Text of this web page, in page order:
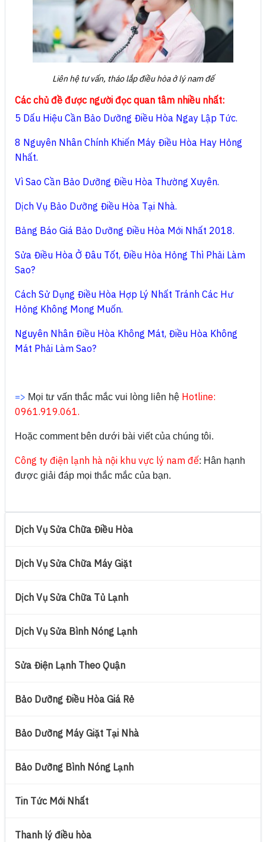
Liên hệ tư vấn, tháo lắp điều hòa ở lý nam đế
Các chủ đề được người đọc quan tâm nhiều nhất:
5 Dấu Hiệu Cần Bảo Dưỡng Điều Hòa Ngay Lập Tức.
8 Nguyên Nhân Chính Khiến Máy Điều Hòa Hay Hỏng
Nhất.
Vì Sao Cần Bảo Dưỡng Điều Hòa Thường Xuyên.
Dịch Vụ Bảo Dưỡng Điều Hòa Tại Nhà.
Bảng Báo Giá Bảo Dưỡng Điều Hòa Mới Nhất 2018.
Sửa Điều Hòa Ở Đâu Tốt, Điều Hòa Hỏng Thì Phải Làm
Sao?
Cách Sử Dụng Điều Hòa Hợp Lý Nhất Tránh Các Hư
Hỏng Không Mong Muốn.
Nguyên Nhân Điều Hòa Không Mát, Điều Hòa Không
Mát Phải Làm Sao?
=> Mọi tư vấn thắc mắc vui lòng liên hệ Hotline:
0961.919.061.
Hoặc comment bên dưới bài viết của chúng tôi.
Công ty điện lạnh hà nội khu vực lý nam đế: Hân hạnh
được giải đáp mọi thắc mắc của bạn.
Dịch Vụ Sửa Chữa Điều Hòa
Dịch Vụ Sửa Chữa Máy Giặt
Dịch Vụ Sửa Chữa Tủ Lạnh
Dịch Vụ Sửa Bình Nóng Lạnh
Sửa Điện Lạnh Theo Quận
Bảo Dưỡng Điều Hòa Giá Rẻ
Bảo Dưỡng Máy Giặt Tại Nhà
Bảo Dưỡng Bình Nóng Lạnh
Tin Tức Mới Nhất
Thanh lý điều hòa